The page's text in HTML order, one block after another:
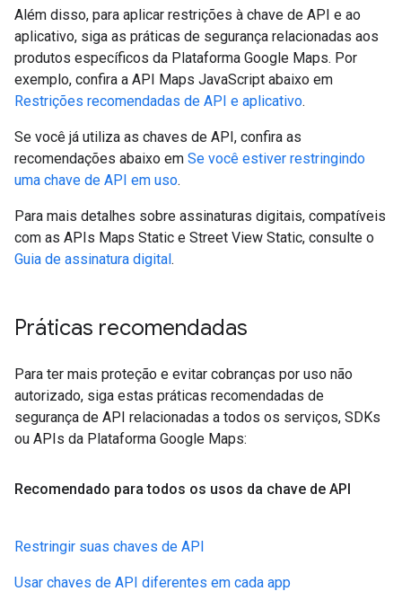
Além disso, para aplicar restrições à chave de API e ao
aplicativo, siga as práticas de segurança relacionadas aos
produtos específicos da Plataforma Google Maps. Por
exemplo, confira a API Maps JavaScript abaixo em
Restrições recomendadas de API e aplicativo.
Se você já utiliza as chaves de API, confira as
recomendações abaixo em Se você estiver restringindo
uma chave de API em uso.
Para mais detalhes sobre assinaturas digitais, compatíveis
com as APIs Maps Static e Street View Static, consulte o
Guia de assinatura digital.
Práticas recomendadas
Para ter mais proteção e evitar cobranças por uso não
autorizado, siga estas práticas recomendadas de
segurança de API relacionadas a todos os serviços, SDKs
ou APIs da Plataforma Google Maps:
Recomendado para todos os usos da chave de API
Restringir suas chaves de API
Usar chaves de API diferentes em cada app